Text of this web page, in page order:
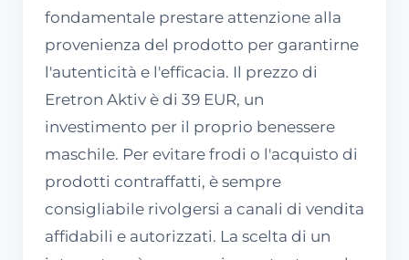
fondamentale prestare attenzione alla
provenienza del prodotto per garantirne
l'autenticità e l'efficacia. Il prezzo di
Eretron Aktiv è di 39 EUR, un
investimento per il proprio benessere
maschile. Per evitare frodi o l'acquisto di
prodotti contraffatti, è sempre
consigliabile rivolgersi a canali di vendita
affidabili e autorizzati. La scelta di un